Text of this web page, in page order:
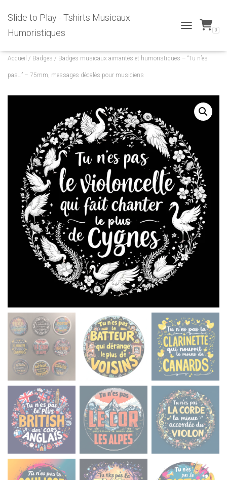
Slide to Play - Tshirts Musicaux
Humoristiques
G
T
I
O
N
0
Accueil / Badges / Badges musicaux aimantés et humoristiques – “Tu n’es
pas…” – 75mm, messages décalés pour musiciens